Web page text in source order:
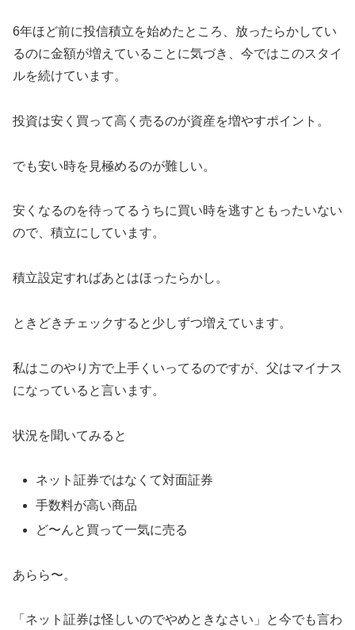
6年ほど前に投信積立を始めたところ、放ったらかしてい
るのに金額が増えていることに気づき、今ではこのスタイ
ルを続けています。
投資は安く買って高く売るのが資産を増やすポイント。
でも安い時を見極めるのが難しい。
安くなるのを待ってるうちに買い時を逃すともったいない
ので、積立にしています。
積立設定すればあとはほったらかし。
ときどきチェックすると少しずつ増えています。
私はこのやり方で上手くいってるのですが、父はマイナス
になっていると言います。
状況を聞いてみると
ネット証券ではなくて対面証券
手数料が高い商品
ど〜んと買って一気に売る
あらら〜。
「ネット証券は怪しいのでやめときなさい」と今でも言わ